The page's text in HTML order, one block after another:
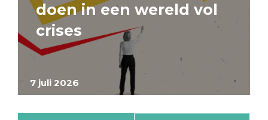
7 juli 2026
doen in een wereld vol
crises